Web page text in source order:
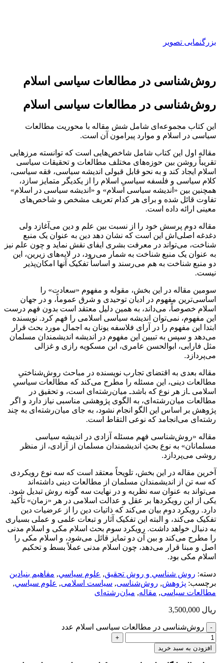
بزرگنمایی تصویر
روش‌شناسی در مطالعات سیاسی اسلام
روش‌شناسی در مطالعات سیاسی اسلام
این کتاب مجموعه‌ای شامل شش مقاله با محوریت مطالعات
سیاسی در اسلام و موارد پیرامون آن است.
مقاله اول این کتاب شامل شاخص‌هایی است که توانسته مرزهایی
تقریباً روشن بین حوزه‌های مختلف مطالعات و تحقیقات سیاسی
اسلام ایجاد کند و به نحو قابل قبولی اندیشه سیاسی، فقه سیاسی،
کلام سیاسی و فلسفه سیاسیِ اسلام را از یکدیگر متمایز سازد،
همچنین بین «اندیشه سیاسی اسلام» و «اندیشه سیاسی در اسلام»
تفاوت قائل شده و برای هر کدام تعریف مشخص و شاخص‌های
معینی ارائه داده است.
مقاله دوم پرسش خود را از نسبت بین علم و دین می‌آغازد ولی
دغدغه اصلی‌اش این است که نشان دهد دین به عنوان یک منبع
شناخت، می‌تواند در معرفت بشری ایفای نقش ‌نماید و چون علم نیز
به عنوان یک منبع شناخت به شمار می‌رود، در لایه‌های زیرین، این
دو منبع شناخت به هم می‌رسند و اساساً تفکیک آنها امکان‌پذیر
نیست.
سومین مقاله در این بخش، مقوله و مفهوم «سعادت» را
اساسی‌ترین مفهوم در ادیان توحیدی و شرق عموماً، و در جهان
اسلام خصوصاً، می‌داند، به همین دلیل معتقد است بدون فهم درست
این مفهوم، نمی‌توان اندیشه سیاسی اسلامی را فهم کرد. نویسنده
ابتدا این مفهوم را در آرای فلاسفه یونان به اجمال مورد بحث قرار
می‌دهد و سپس به تبیین این مفهوم در اندیشه اندیشمندان مسلمان
مثل فارابی، ابوالحسن عامری، ابن مسکویه رازی و غزالی
می‌پردازد.
مقاله بعدی به اقتضای تجارب نویسنده در مباحث روش‌شناختیِ
مطالعات دینی، این مسئله را مطرح می‌کند که مطالعات سیاسیِ
اسلامی‌ ـ‌از هر نوع که باشد‌ـ میان‌‌رشته‌ای است، و تحقیق در
مطالعات میان‌رشته‌ای، به الگوی پژوهشی مناسبی نیاز دارد و اگر
پژوهش بر اساس این الگو انجام نشود، به جای میان‌رشته‌ای به چند
رشته‌ای می‌انجامد که نوعی التقاط است.
مقاله «روش‌شناسی فهم مسئله آزادی در اندیشه سیاسی
مسلمانان» به نوع بحثِ اندیشمندان مسلمان از آزادی، از منظر
روشی می‌پردازد.
آخرین مقاله در این بخش، تلویحاً معتقد است که سه نوع رویکردی
که سه تن از اندیشمندان مسلمان از مطالعات دینی داشته‌اند
می‌تواند به عنوان سه نظریه و در نهایت سه گونه روش تبدیل شود.
یکی از این رویکردها بر عقل و عدالت اسلامی در هر «زمان» تأکید
دارد. رویکرد دوم بیان می‌کند که ذاتیات دین را از عرضیات دین
تفکیک می‌کند، و البته این تفکیک آثار و تبعات علمی و عملی بسیاری
به دنبال خواهد داشت. رویکرد سوم بحث اسلام مکی و اسلام مدنی
را مطرح می‌کند و بین آن دو تمایز قائل می‌شود، و اسلام مکی را
اصل و مبنا قرار می‌دهد، چون اسلام مدنی عملاً بسط و تحکیم
اسلام مکی بود.
دسته: روش شناسي و روش تحقيق, علوم سياسي, مفاهيم بنيادين
برچسب: پژوهش, روش‌شناسی, سیاست اسلامی, علوم سياسي,
مطالعات سیاسی, مقاله, میان‌رشته‌ای
ریال
روش‌شناسی در مطالعات سیاسی اسلام عدد
افزودن به سبد خرید